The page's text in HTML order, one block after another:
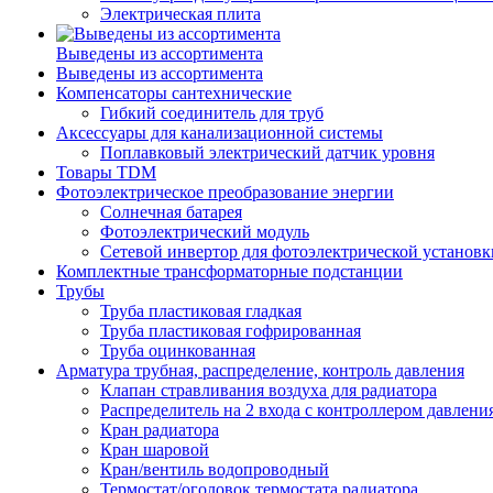
Электрическая плита
Выведены из ассортимента
Выведены из ассортимента
Компенсаторы сантехнические
Гибкий соединитель для труб
Аксессуары для канализационной системы
Поплавковый электрический датчик уровня
Товары TDM
Фотоэлектрическое преобразование энергии
Солнечная батарея
Фотоэлектрический модуль
Сетевой инвертор для фотоэлектрической
Комплектные трансформаторные подстанции
Трубы
Труба пластиковая гладкая
Труба пластиковая гофрированная
Труба оцинкованная
Арматура трубная, распределение, контроль давления
Клапан стравливания воздуха для радиатора
Распределитель на 2 входа с контроллером
Кран радиатора
Кран шаровой
Кран/вентиль водопроводный
Термостат/оголовок термостата радиатора